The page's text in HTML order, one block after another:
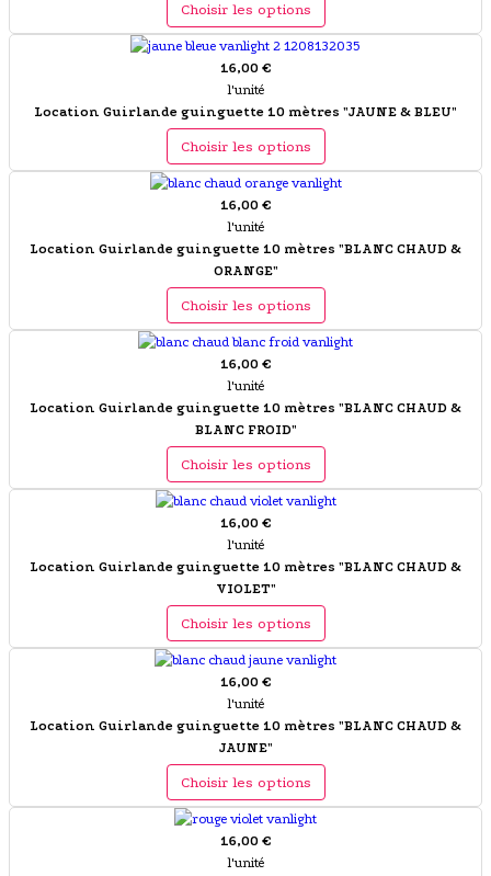
Choisir les options
16,00 €
l'unité
Location Guirlande guinguette 10 mètres "JAUNE & BLEU"
Choisir les options
16,00 €
l'unité
Location Guirlande guinguette 10 mètres "BLANC CHAUD &
ORANGE"
Choisir les options
16,00 €
l'unité
Location Guirlande guinguette 10 mètres "BLANC CHAUD &
BLANC FROID"
Choisir les options
16,00 €
l'unité
Location Guirlande guinguette 10 mètres "BLANC CHAUD &
VIOLET"
Choisir les options
16,00 €
l'unité
Location Guirlande guinguette 10 mètres "BLANC CHAUD &
JAUNE"
Choisir les options
16,00 €
l'unité